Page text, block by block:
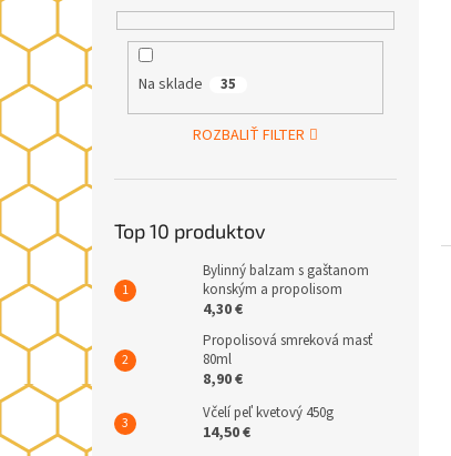
Na sklade 35
ROZBALIŤ FILTER
Top 10 produktov
Bylinný balzam s gaštanom
konským a propolisom
4,30 €
Propolisová smreková masť
80ml
8,90 €
Včelí peľ kvetový 450g
14,50 €